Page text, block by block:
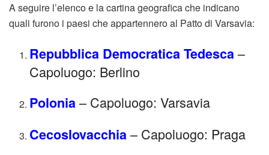
A seguire l’elenco e la cartina geografica che indicano
quali furono i paesi che appartennero al Patto di Varsavia:
Repubblica Democratica Tedesca–
Capoluogo: Berlino
Polonia – Capoluogo: Varsavia
Cecoslovacchia– Capoluogo: Praga